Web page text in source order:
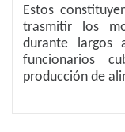
Estos
trasmitir los
durante largos
funcionarios
producción de